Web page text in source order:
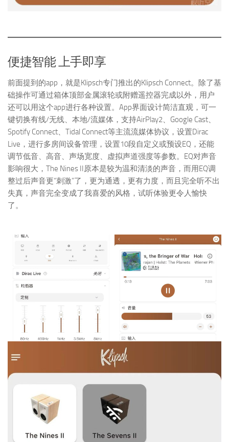
便捷智能 上手即享
前面提到的app，就是Klipsch专门推出的Klipsch Connect。除了基
础操作可通过箱体顶部金属滚轮或附赠遥控器完成以外，用户
还可以用这个app进行各种设置。App界面设计简洁直观，可一
键切换有线/无线、本地/流媒体，支持AirPlay2、Google Cast、
Spotify Connect、Tidal Connect等主流流媒体协议，设置Dirac
Live，进行多房间设备管理，设置10段自定义或预设EQ，还能
调节低音、高音、声场宽度、虚拟声道强度等参数。EQ对声音
影响很大，The Nines II原本是较为温和清淡的声音，而用EQ调
整过后声音更“刺激”了，更为通透，更有力度，而且完全听不出
失真，声音完全变成了我喜爱的风格，试听体验更令人愉快
了。